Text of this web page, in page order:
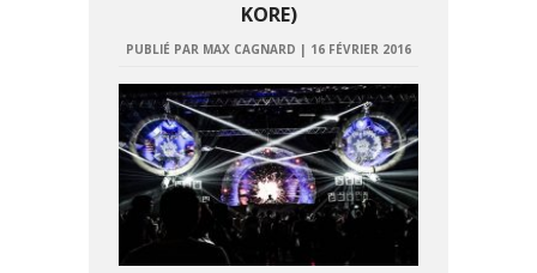
KORE)
PUBLIÉ PAR MAX CAGNARD | 16 FÉVRIER 2016